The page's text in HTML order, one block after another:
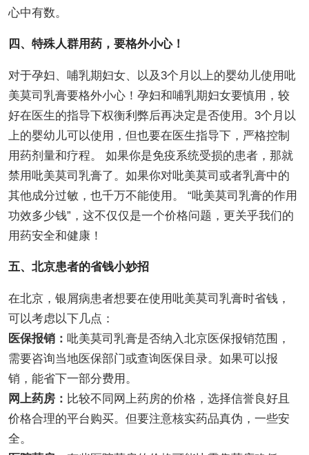
心中有数。
四、特殊人群用药，要格外小心！
对于孕妇、哺乳期妇女、以及3个月以上的婴幼儿使用吡
美莫司乳膏要格外小心！孕妇和哺乳期妇女要慎用，较
好在医生的指导下权衡利弊后再决定是否使用。3个月以
上的婴幼儿可以使用，但也要在医生指导下，严格控制
用药剂量和疗程。 如果你是免疫系统受损的患者，那就
禁用吡美莫司乳膏了。如果你对吡美莫司或者乳膏中的
其他成分过敏，也千万不能使用。 “吡美莫司乳膏的作用
功效多少钱”，这不仅仅是一个价格问题，更关乎我们的
用药安全和健康！
五、北京患者的省钱小妙招
在北京，银屑病患者想要在使用吡美莫司乳膏时省钱，
可以考虑以下几点：
医保报销： 吡美莫司乳膏是否纳入北京医保报销范围，
需要咨询当地医保部门或查询医保目录。如果可以报
销，能省下一部分费用。
网上药房： 比较不同网上药房的价格，选择信誉良好且
价格合理的平台购买。但要注意核实药品真伪，一些安
全。